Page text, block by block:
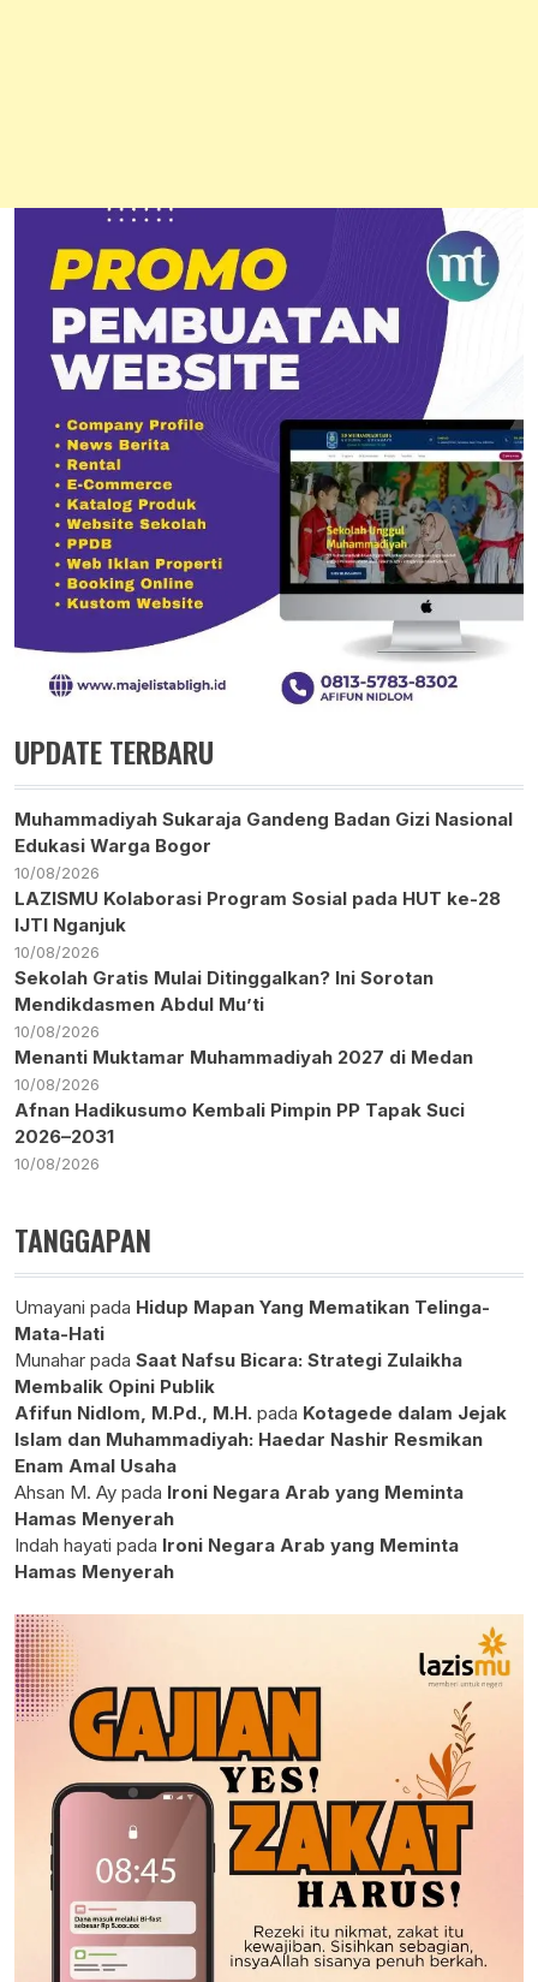
UPDATE TERBARU
Muhammadiyah Sukaraja Gandeng Badan Gizi Nasional
Edukasi Warga Bogor
10/08/2026
LAZISMU Kolaborasi Program Sosial pada HUT ke-28
IJTI Nganjuk
10/08/2026
Sekolah Gratis Mulai Ditinggalkan? Ini Sorotan
Mendikdasmen Abdul Mu’ti
10/08/2026
Menanti Muktamar Muhammadiyah 2027 di Medan
10/08/2026
Afnan Hadikusumo Kembali Pimpin PP Tapak Suci
2026–2031
10/08/2026
TANGGAPAN
Umayani pada Hidup Mapan Yang Mematikan Telinga-
Mata-Hati
Munahar pada Saat Nafsu Bicara: Strategi Zulaikha
Membalik Opini Publik
Afifun Nidlom, M.Pd., M.H. pada Kotagede dalam Jejak
Islam dan Muhammadiyah: Haedar Nashir Resmikan
Enam Amal Usaha
Ahsan M. Ay pada Ironi Negara Arab yang Meminta
Hamas Menyerah
Indah hayati pada Ironi Negara Arab yang Meminta
Hamas Menyerah